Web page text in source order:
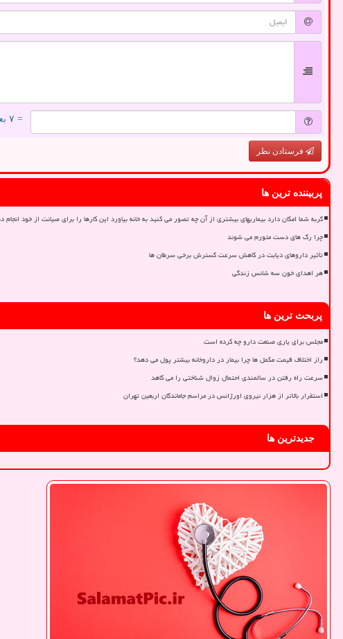
= ۷ بعلاوه ۴
فرستادن نظر
پربیننده ترین ها
گربه شما امکان دارد بیماریهای بیشتری از آن چه تصور می کنید به خانه بیاورد این کارها را برای صیانت از خود انجام
چرا رگ های دست متورم می شوند
تأثیر داروهای دیابت در کاهش سرعت گسترش برخی سرطان ها
هر اهدای خون سه شانس زندگی
پربحث ترین ها
مجلس برای یاری صنعت دارو چه کرده است
راز اختلاف قیمت مکمل ها چرا بیمار در داروخانه بیشتر پول می دهد؟
سرعت راه رفتن در سالمندی احتمال زوال شناختی را می کاهد
استقرار بالاتر از هزار نیروی اورژانس در مراسم جاماندگان اربعین تهران
جدیدترین ها